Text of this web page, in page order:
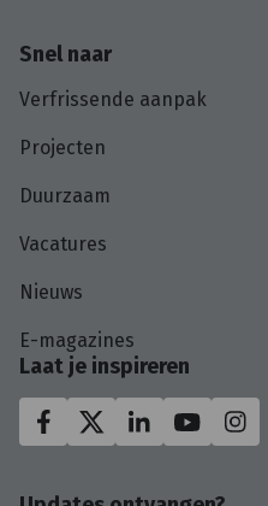
Snel naar
Verfrissende aanpak
Projecten
Duurzaam
Vacatures
Nieuws
E-magazines
Laat je inspireren